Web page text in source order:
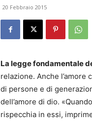
20 Febbraio 2015
La legge fondamentale
relazione. Anche l’amore
di persone e di
dell’amore di dio.
rispecchia in essi,